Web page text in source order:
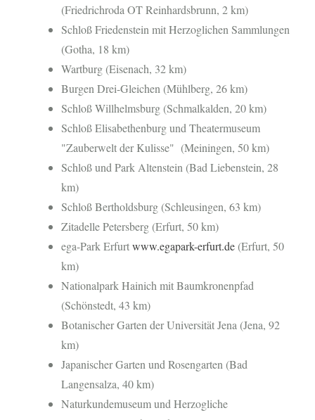
(Friedrichroda OT Reinhardsbrunn, 2 km)
Schloß Friedenstein mit Herzoglichen Sammlungen
(Gotha, 18 km)
Wartburg (Eisenach, 32 km)
Burgen Drei-Gleichen (Mühlberg, 26 km)
Schloß Willhelmsburg (Schmalkalden, 20 km)
Schloß Elisabethenburg und Theatermuseum
"Zauberwelt der Kulisse" (Meiningen, 50 km)
Schloß und Park Altenstein (Bad Liebenstein, 28
km)
Schloß Bertholdsburg (Schleusingen, 63 km)
Zitadelle Petersberg (Erfurt, 50 km)
ega-Park Erfurtwww.egapark-erfurt.de (Erfurt, 50
km)
Nationalpark Hainich mit Baumkronenpfad
(Schönstedt, 43 km)
Botanischer Garten der Universität Jena (Jena, 92
km)
Japanischer Garten und Rosengarten (Bad
Langensalza, 40 km)
Naturkundemuseum und Herzogliche